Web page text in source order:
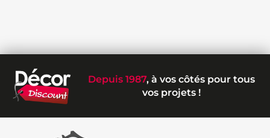
Depuis 1987, à vos côtés pour tous
vos projets !